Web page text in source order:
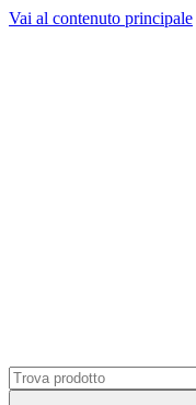
Vai al contenuto principale